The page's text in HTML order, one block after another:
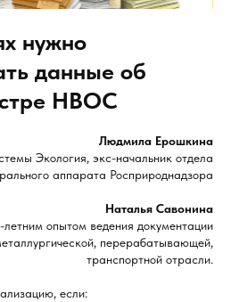
нужно
данные об
НВОС
Людмила Ерошкина
Экология, экс-начальник отдела
аппарата Росприроднадзора
Наталья Савонина
опытом ведения документации
перерабатывающей,
транспортной отрасли.
если: